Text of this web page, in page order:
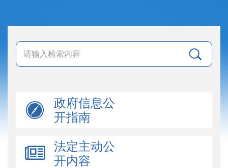
政府信息公
开指南
法定主动公
开内容